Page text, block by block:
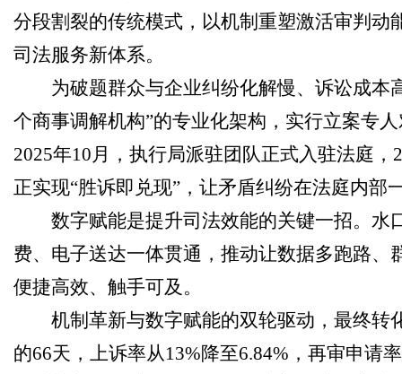
分段割裂的传统模式，以机制重塑激活审判
司法服务新体系。
为破题群众与企业纠纷化解慢、诉讼成本
个商事调解机构”的专业化架构，实行立案专
2025年10月，执行局派驻团队正式入驻法庭
正实现“胜诉即兑现”，让矛盾纠纷在法庭内部
数字赋能是提升司法效能的关键一招。水
费、电子送达一体贯通，推动让数据多跑路、
便捷高效、触手可及。
机制革新与数字赋能的双轮驱动，最终转
的66天，上诉率从13%降至6.84%，再审申请